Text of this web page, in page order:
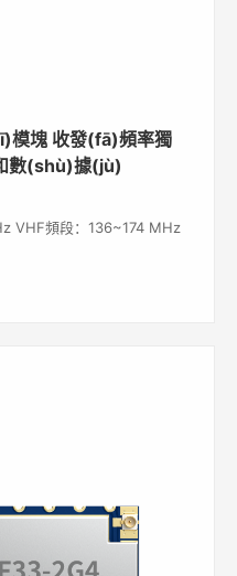
模塊 收發(fā)頻率獨
數(shù)據(jù)
VHF頻段：136~174 MHz